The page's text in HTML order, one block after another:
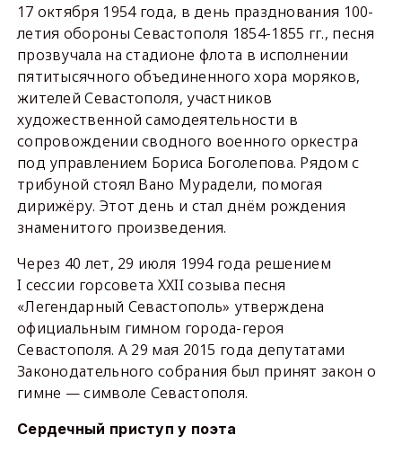
17 октября 1954 года, в день празднования 100-
летия обороны Севастополя 1854-1855 гг., песня
прозвучала на стадионе флота в исполнении
пятитысячного объединенного хора моряков,
жителей Севастополя, участников
художественной самодеятельности в
сопровождении сводного военного оркестра
под управлением Бориса Боголепова. Рядом с
трибуной стоял Вано Мурадели, помогая
дирижёру. Этот день и стал днём рождения
знаменитого произведения.
Через 40 лет, 29 июля 1994 года решением
I сессии горсовета XXII созыва песня
«Легендарный Севастополь» утверждена
официальным гимном города-героя
Севастополя. А 29 мая 2015 года депутатами
Законодательного собрания был принят закон о
гимне — символе Севастополя.
Сердечный приступ у поэта